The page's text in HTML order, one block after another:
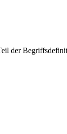
der